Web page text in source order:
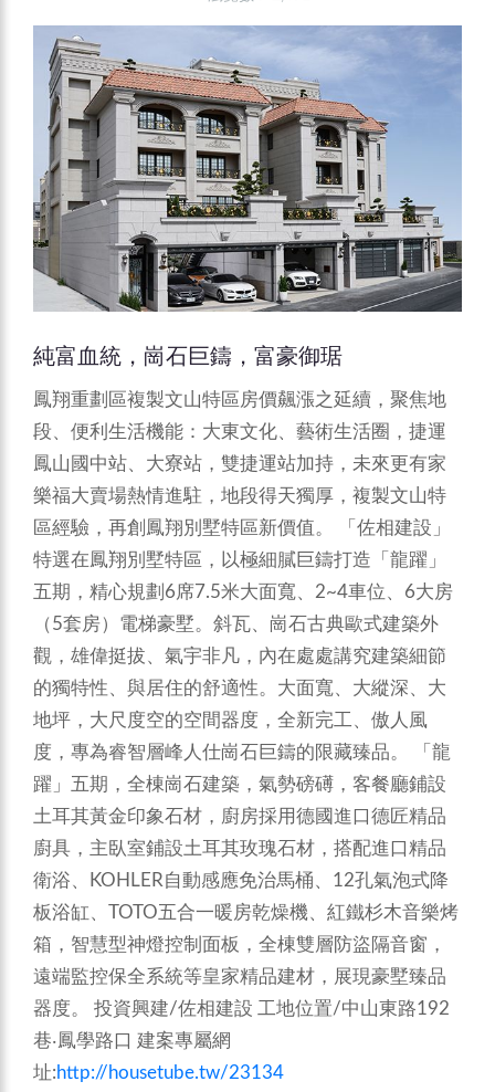
純富血統，崗石巨鑄，富豪御琚
鳳翔重劃區複製文山特區房價飆漲之延續，聚焦地
段、便利生活機能：大東文化、藝術生活圈，捷運
鳳山國中站、大寮站，雙捷運站加持，未來更有家
樂福大賣場熱情進駐，地段得天獨厚，複製文山特
區經驗，再創鳳翔別墅特區新價值。
「佐相建設」
特選在鳳翔別墅特區，以極細膩巨鑄打造「龍躍」
五期，精心規劃6席7.5米大面寬、2~4車位、6大房
（5套房）電梯豪墅。斜瓦、崗石古典歐式建築外
觀，雄偉挺拔、氣宇非凡，內在處處講究建築細節
的獨特性、與居住的舒適性。大面寬、大縱深、大
地坪，大尺度空的空間器度，全新完工、傲人風
度，專為睿智層峰人仕崗石巨鑄的限藏臻品。
「龍
躍」五期，全棟崗石建築，氣勢磅礡，客餐廳鋪設
土耳其黃金印象石材，廚房採用德國進口德匠精品
廚具，主臥室鋪設土耳其玫瑰石材，搭配進口精品
衛浴、KOHLER自動感應免治馬桶、12孔氣泡式降
板浴缸、TOTO五合一暖房乾燥機、紅鐵杉木音樂烤
箱，智慧型神燈控制面板，全棟雙層防盜隔音窗，
遠端監控保全系統等皇家精品建材，展現豪墅臻品
器度。 投資興建/佐相建設 工地位置/中山東路192
巷‧鳳學路口 建案專屬網
址:http://housetube.tw/23134